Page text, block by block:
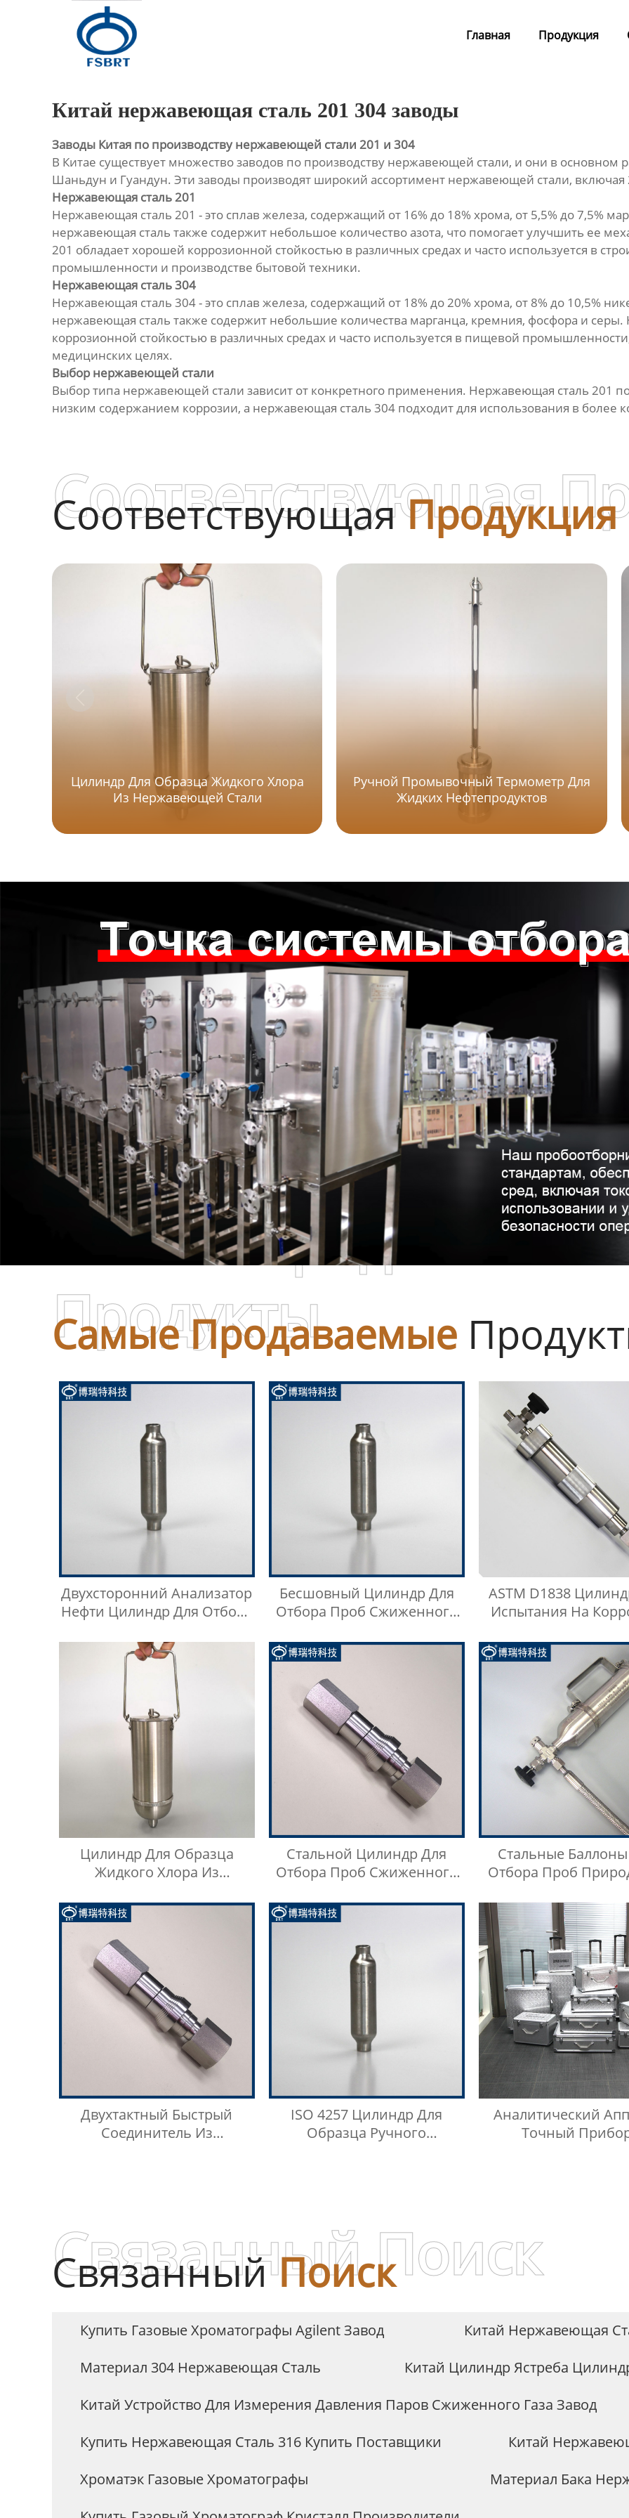
Главная Продукция
Контакты
Китай нержавеющая сталь 201 304 заводы
Заводы Китая по производству нержавеющей стали 201 и 304
В Китае существует множество заводов по производству нержавеющей стали, и они в
Шаньдун и Гуандун. Эти заводы производят широкий ассортимент нержавеющей стали, включая
Нержавеющая сталь 201
Нержавеющая сталь 201 - это сплав железа, содержащий от 16% до 18% хрома, от 5,5% до 7,5%
нержавеющая сталь также содержит небольшое количество азота, что помогает улучшить ее
201 обладает хорошей коррозионной стойкостью в различных средах и часто используется в
промышленности и производстве бытовой техники.
Нержавеющая сталь 304
Нержавеющая сталь 304 - это сплав железа, содержащий от 18% до 20% хрома, от 8% до 10,5%
нержавеющая сталь также содержит небольшие количества марганца, кремния, фосфора и
коррозионной стойкостью в различных средах и часто используется в пищевой
медицинских целях.
Выбор нержавеющей стали
Выбор типа нержавеющей стали зависит от конкретного применения. Нержавеющая сталь 201
низким содержанием коррозии, а нержавеющая сталь 304 подходит для использования в более
СоответствующаяПродукция
Соответствующая
Цилиндр Для Образца Жидкого Хлора
Из Нержавеющей Стали
Ручной Промывочный Термометр Для
Жидких Нефтепродуктов
Самые Продаваемые
Самые
Продукты
Двухсторонний Анализатор
Нефти Цилиндр Для Отбора
Бесшовный Цилиндр Для
Отбора Проб Сжиженного
ASTM D1838
Испытания На
Сжиженного
Газа
Цилиндр Для Образца
Жидкого Хлора Из
Стальной Цилиндр Для
Отбора Проб Сжиженного
Нержавеющей Стали 304,
Тип Кнопки Быстрого
Соединителя
Стальные
Отбора Проб
Двухтактный Быстрый
Соединитель Из
ISO 4257 Цилиндр Для
Образца Ручного
Аналитический
Точный
СвязанныйПоиск
Связанный Поиск
Купить Газовые Хроматографы Agilent Завод
Китай Нержавеющая
Материал 304 Нержавеющая Сталь
Китай Цилиндр Ястреба
Китай Устройство Для Измерения Давления Паров Сжиженного Газа Завод
Купить Нержавеющая Сталь 316 Купить Поставщики
Китай
Хроматэк Газовые Хроматографы
Материал Бака